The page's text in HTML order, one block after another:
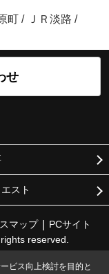
町 / ＪＲ淡路 /
せ
スト
マップ
PCサイト
reserved.
ビス向上検討を目的と